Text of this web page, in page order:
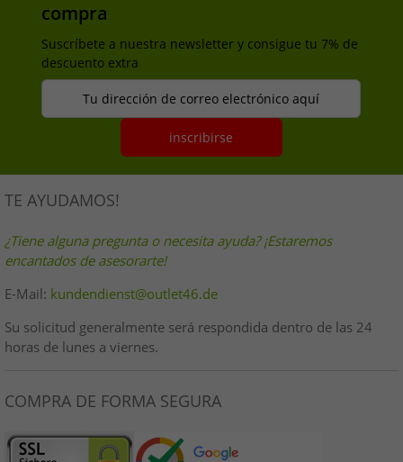
compra
Suscríbete a nuestra newsletter y consigue tu 7% de
descuento extra
Tu dirección de correo electrónico aquí
inscribirse
TE AYUDAMOS!
¿Tiene alguna pregunta o necesita ayuda? ¡Estaremos
encantados de asesorarte!
E-Mail: kundendienst@outlet46.de
Su solicitud generalmente será respondida dentro de las 24
horas de lunes a viernes.
COMPRA DE FORMA SEGURA